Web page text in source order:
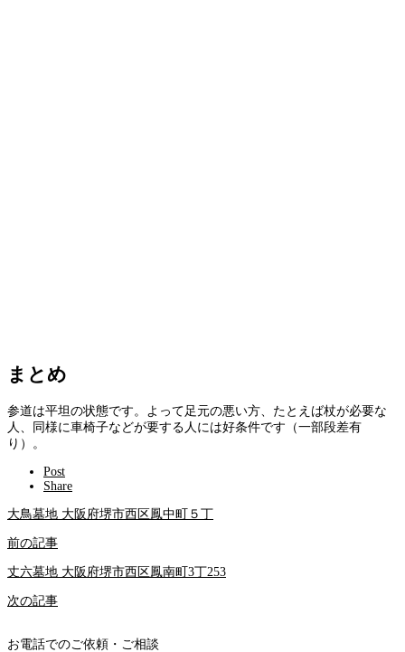
まとめ
参道は平坦の状態です。よって足元の悪い方、たとえば杖が必要な
人、同様に車椅子などが要する人には好条件です（一部段差有
り）。
Post
Share
大鳥墓地 大阪府堺市西区鳳中町５丁
前の記事
丈六墓地 大阪府堺市西区鳳南町3丁253
次の記事
お電話でのご依頼・ご相談